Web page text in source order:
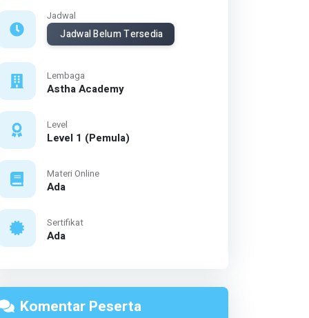
Jadwal
Jadwal Belum Tersedia
Lembaga
Astha Academy
Level
Level 1 (Pemula)
Materi Online
Ada
Sertifikat
Ada
Komentar Peserta